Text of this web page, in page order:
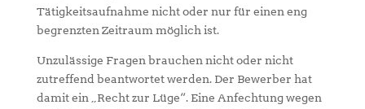
Tätigkeitsaufnahme nicht oder nur für einen eng
begrenzten Zeitraum möglich ist.
Unzulässige Fragen brauchen nicht oder nicht
zutreffend beantwortet werden. Der Bewerber hat
damit ein „Recht zur Lüge“. Eine Anfechtung wegen